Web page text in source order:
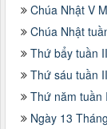
Chúa Nhật V
Chúa Nhật
Thứ bẩy tuần
Thứ sáu tuần
Thứ năm tuần
Ngày 13